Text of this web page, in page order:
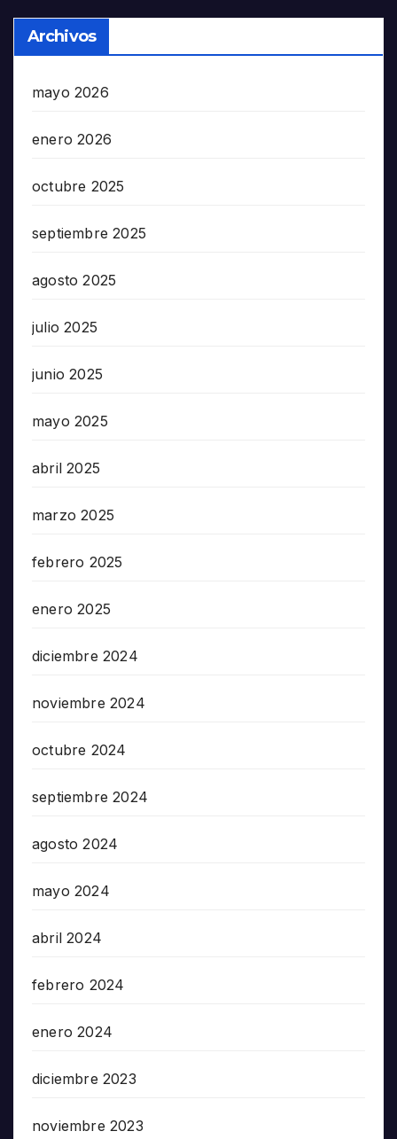
Archivos
mayo 2026
enero 2026
octubre 2025
septiembre 2025
agosto 2025
julio 2025
junio 2025
mayo 2025
abril 2025
marzo 2025
febrero 2025
enero 2025
diciembre 2024
noviembre 2024
octubre 2024
septiembre 2024
agosto 2024
mayo 2024
abril 2024
febrero 2024
enero 2024
diciembre 2023
noviembre 2023